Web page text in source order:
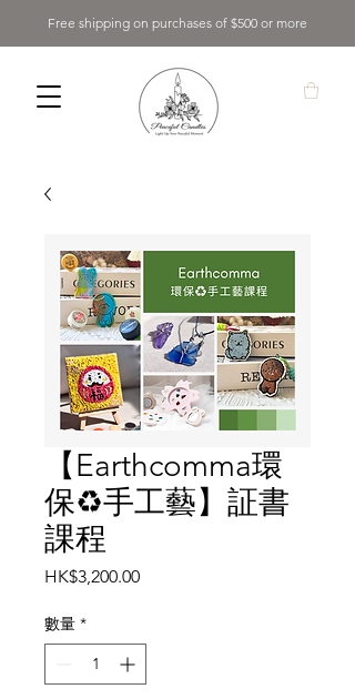
Free shipping on purchases of $500 or more
【Earthcomma環
保♻️手工藝】証書
課程
HK$3,200.00價格
數量 *